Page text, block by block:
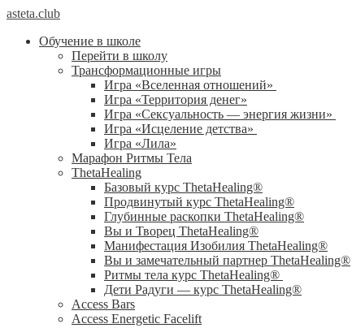
asteta.club
Обучение в школе
Перейти в школу
Трансформационные игры
Игра «Вселенная отношений»
Игра «Территория денег»
Игра «Сексуальность — энергия жизни»
Игра «Исцеление детства»
Игра «Лила»
Марафон Ритмы Тела
ThetaHealing
Базовый курс ThetaHealing®
Продвинутый курс ThetaHealing®
Глубинные раскопки ThetaHealing®
Вы и Творец ThetaHealing®
Манифестация Изобилия ThetaHealing®
Вы и замечательный партнер ThetaHealing®
Ритмы тела курс ThetaHealing®
Дети Радуги — курс ThetaHealing®
Access Bars
Access Energetic Facelift